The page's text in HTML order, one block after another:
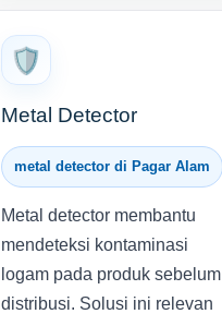
🛡️
Metal Detector
metal detector di Pagar Alam
Metal detector membantu
mendeteksi kontaminasi
logam pada produk sebelum
distribusi. Solusi ini relevan